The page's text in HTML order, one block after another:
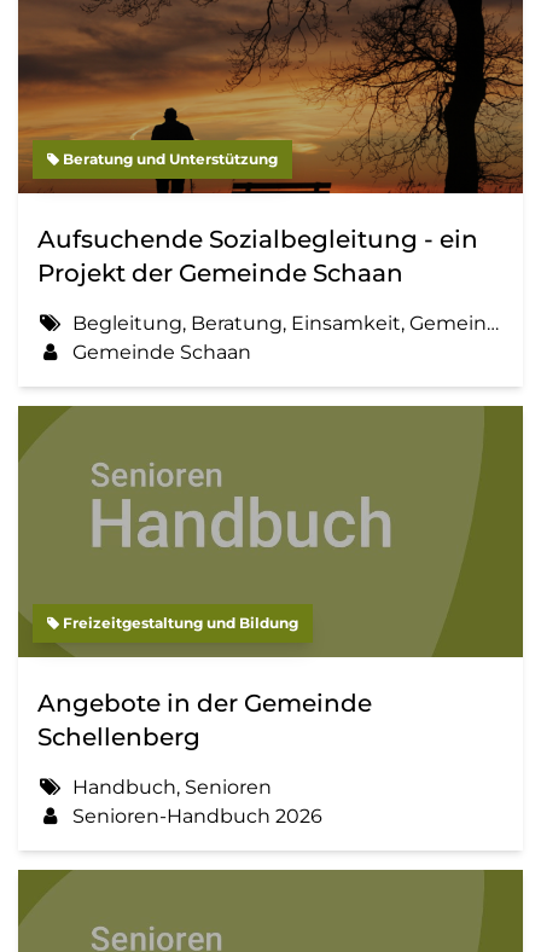
Beratung und Unterstützung
Aufsuchende Sozialbegleitung - ein
Projekt der Gemeinde Schaan
Begleitung, Beratung, Einsamkeit, Gemeinde, Information, Sozialbegleitung
Gemeinde Schaan
Freizeitgestaltung und Bildung
Angebote in der Gemeinde
Schellenberg
Handbuch, Senioren
Senioren-Handbuch 2026